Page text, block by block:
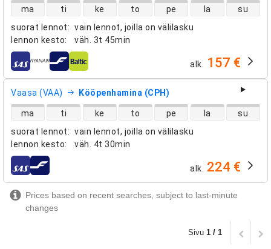
suorat lennot: vain lennot, joilla on välilasku
lennon kesto: väh. 3t 45min
suorien lentojen saatavuus
ma ti ke to pe la su
lentoyhtiöt alk. 157 €
Vaasa (VAA) Kööpenhamina (CPH)
suorat lennot: vain lennot, joilla on välilasku
lennon kesto: väh. 4t 30min
suorien lentojen saatavuus
ma ti ke to pe la su
lentoyhtiöt alk. 224 €
Prices based on recent searches, subject to last-minute
changes
Sivu 1 / 1